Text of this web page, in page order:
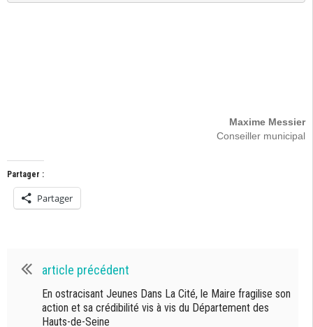
Maxime Messier
Conseiller municipal
Partager :
Partager
article précédent
En ostracisant Jeunes Dans La Cité, le Maire fragilise son
action et sa crédibilité vis à vis du Département des
Hauts-de-Seine